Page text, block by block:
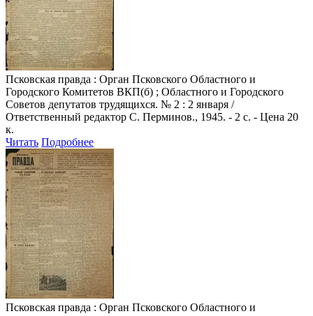
Псковская правда : Орган Псковского Областного и
Городского Комитетов ВКП(б) ; Областного и Городского
Советов депутатов трудящихся. № 2 : 2 января /
Ответственный редактор С. Перминов., 1945. - 2 с. - Цена 20
к.
Читать Подробнее
Псковская правда : Орган Псковского Областного и